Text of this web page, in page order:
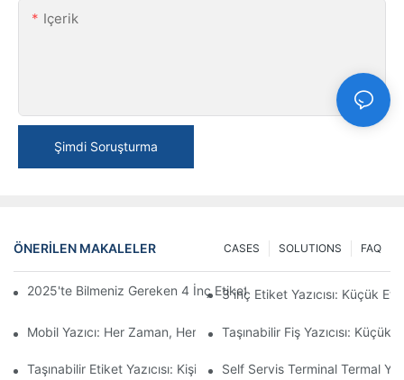
Içerik
Şimdi Soruşturma
ÖNERILEN MAKALELER FAQ
SOLUTIONS
CASES
2025'te Bilmeniz Gereken 4 İnç Etiket Yazıcısı Satın Alma
3 inç Etiket Yazıcısı: Küçük
Mobil Yazıcı: Her Zaman, Her Yerde Yazdırmak İçin Uygun Bir
Taşınabilir Fiş Yazıcısı: Küçük
Taşınabilir Etiket Yazıcısı: Kişiselleştirilmiş Etiketleri Kolayca
Self Servis Terminal Termal